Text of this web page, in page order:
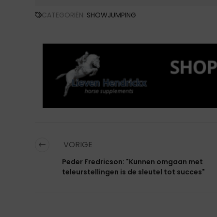
CATEGORIËN: SHOWJUMPING
VORIGE
Peder Fredricson: "Kunnen omgaan met
teleurstellingen is de sleutel tot succes"